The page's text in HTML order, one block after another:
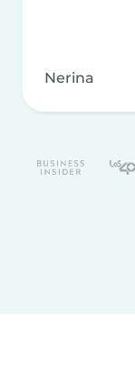
Nerina